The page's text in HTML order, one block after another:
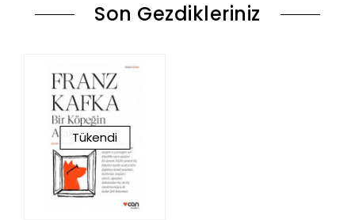
Son Gezdikleriniz
Tükendi